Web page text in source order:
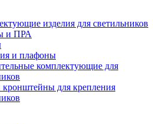
изделия для светильников
и ПРА
и плафоны
комплектующие для
для крепления